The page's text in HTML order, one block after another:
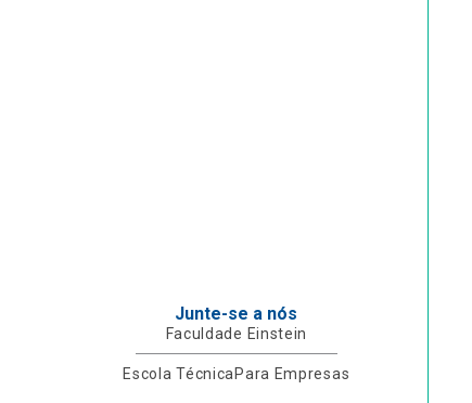
Junte-se a nós
Faculdade Einstein
Escola Técnica Para Empresas